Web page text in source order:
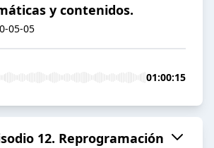
y contenidos.
05-05
01:00:15
12. Reprogramación